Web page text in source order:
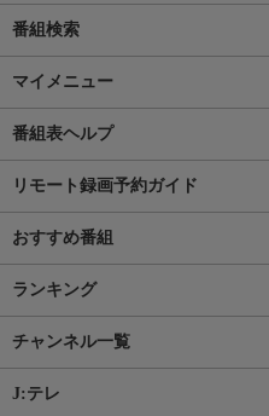
番組検索
マイメニュー
番組表ヘルプ
リモート録画予約ガイド
おすすめ番組
ランキング
チャンネル一覧
J:テレ